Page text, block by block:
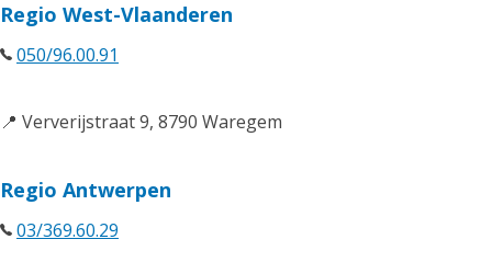
Regio West-Vlaanderen
050/96.00.91
📍 Ververijstraat 9, 8790 Waregem
Regio Antwerpen
03/369.60.29